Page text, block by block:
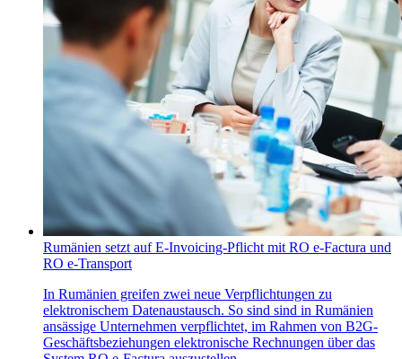
Rumänien setzt auf E-Invoicing-Pflicht mit RO e-Factura und
RO e-Transport
In Rumänien greifen zwei neue Verpflichtungen zu
elektronischem Datenaustausch. So sind sind in Rumänien
ansässige Unternehmen verpflichtet, im Rahmen von B2G-
Geschäftsbeziehungen elektronische Rechnungen über das